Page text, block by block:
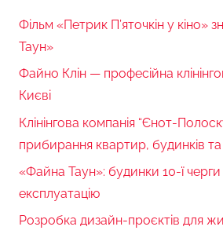
Фільм «Петрик П’яточкін у кіно»
Таун»
Файно Клін — професійна
Києві
Клінінгова компанія “Єнот-
прибирання квартир, будинків та
«Файна Таун»: будинки 10-ї
експлуатацію
Розробка дизайн-проєктів для